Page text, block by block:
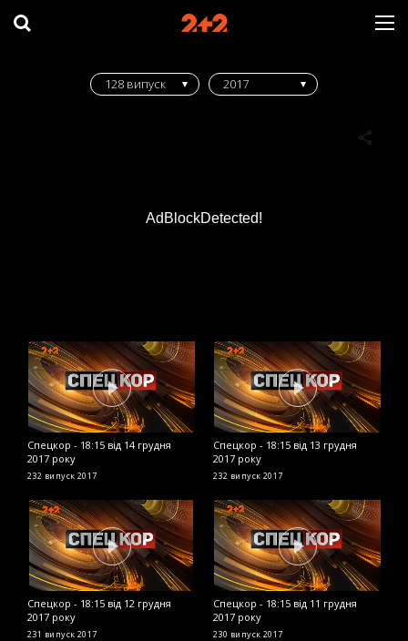
AdBlockDetected!
128 випуск 2017
Спецкор - 18:15 від 14 грудня
2017 року
232 випуск 2017
Спецкор - 18:15 від 13 грудня
2017 року
232 випуск 2017
Спецкор - 18:15 від 12 грудня
2017 року
231 випуск 2017
Спецкор - 18:15 від 11 грудня
2017 року
230 випуск 2017